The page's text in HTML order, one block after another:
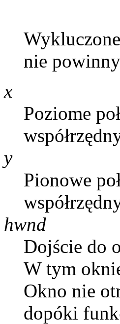
nie
x
Poziome
y
Pionowe
hwnd
Dojście do
W tym
Okno nie
dopóki